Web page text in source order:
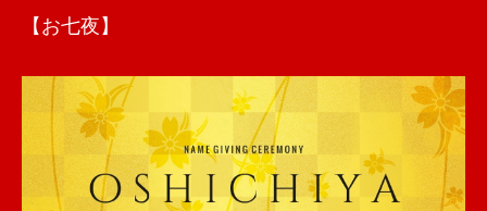
【お七夜】